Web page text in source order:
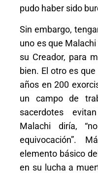
pudo haber sido
Sin embargo,
uno es que
su Creador, para
bien. El otro es
años en 200
un campo de
sacerdotes
Malachi diría,
equivocación”.
elemento básico
en su lucha a